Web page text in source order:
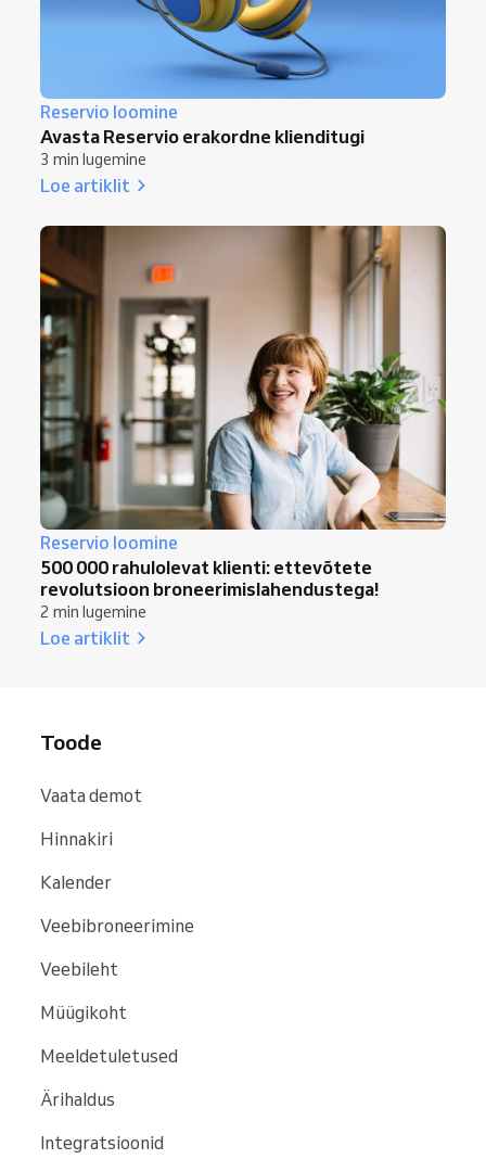
Reservio loomine
Avasta Reservio erakordne klienditugi
3 min lugemine
Loe artiklit
Reservio loomine
500 000 rahulolevat klienti: ettevõtete
revolutsioon broneerimislahendustega!
2 min lugemine
Loe artiklit
Toode
Vaata demot
Hinnakiri
Kalender
Veebibroneerimine
Veebileht
Müügikoht
Meeldetuletused
Ärihaldus
Integratsioonid